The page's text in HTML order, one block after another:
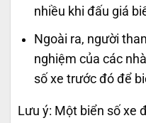
nhiều khi đấu giá
Ngoài ra, người
nghiệm của các
số xe trước đó để
Lưu ý: Một biển số xe